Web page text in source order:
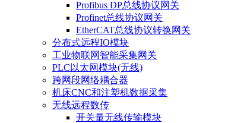
Profibus DP总线协议网关
Profinet总线协议网关
EtherCAT总线协议转换网关
分布式远程IO模块
工业物联网智能采集网关
PLC以太网模块(无线)
跨网段网络耦合器
机床CNC和注塑机数据采集
无线远程数传
开关量无线传输模块